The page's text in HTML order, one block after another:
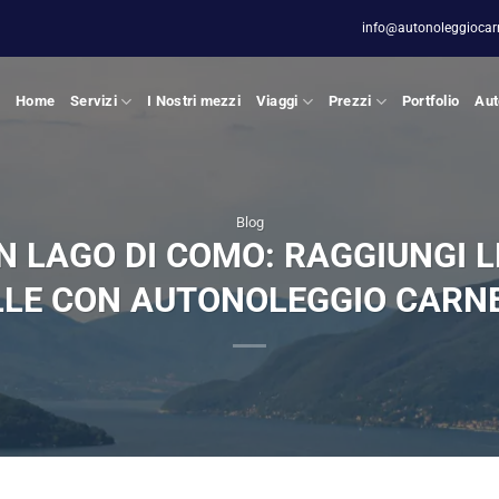
Home Servizi I Nostri mezzi Viaggi Prezzi Portfolio
Blog
LAGO DI COMO: RAGGIUNGI
CON AUTONOLEGGIO